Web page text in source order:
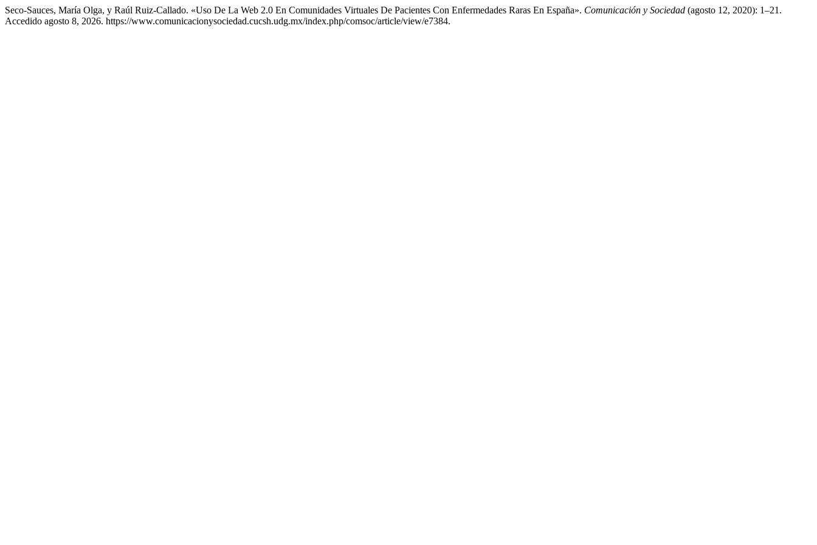
Seco-Sauces, María Olga, y Raúl Ruiz-Callado. «Uso De La Web 2.0 En Comunidades Virtuales De Pacientes Con Enfermedades Raras En España». Comunicación y Sociedad (agosto 12, 2020): 1–21.
Accedido agosto 8, 2026. https://www.comunicacionysociedad.cucsh.udg.mx/index.php/comsoc/article/view/e7384.